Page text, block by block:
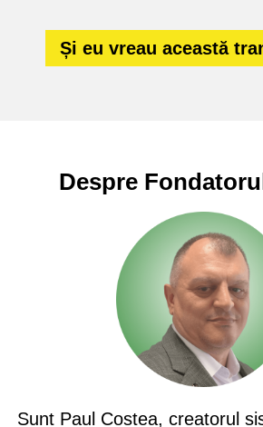
Și eu vreau această
Despre
Sunt Paul Costea, creatorul